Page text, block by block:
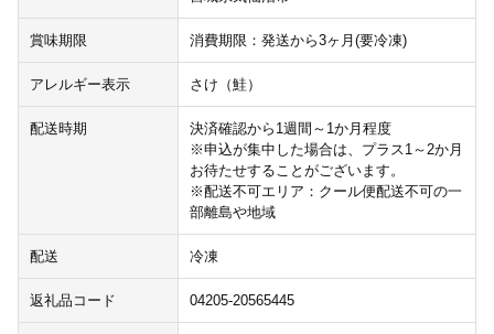
賞味期限 消費期限：発送から3ヶ月(要冷凍)
アレルギー表示 さけ（鮭）
配送時期
決済確認から1週間～1か月程度
※申込が集中した場合は、プラス1～2か月
お待たせすることがございます。
※配送不可エリア：クール便配送不可の一
部離島や地域
配送 冷凍
返礼品コード 04205-20565445